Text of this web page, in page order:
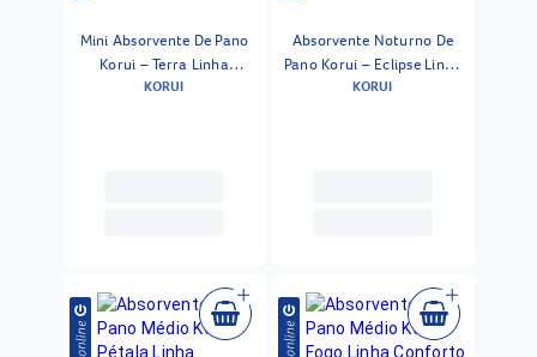
Mini Absorvente De Pano
Korui – Terra Linha
Conforto Natural
KORUI
Absorvente Noturno De
Pano Korui – Eclipse Linha
Conforto Natural
KORUI